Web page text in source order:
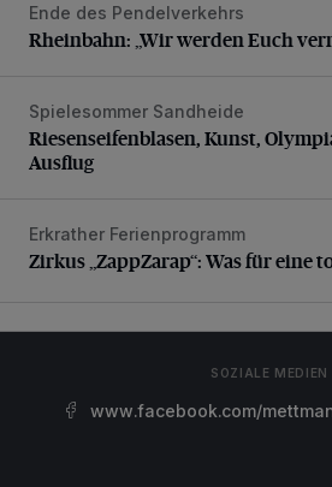
Rheinbahn: „Wir werden Euch
Ende des Pendelverkehrs
Rheinbahn: „Wir werden Euch
Riesenseifenblasen, Kunst,
Spielesommer Sandheide
Riesenseifenblasen, Kunst,
Ausflug
Zirkus „ZappZarap“: Was für eine
Erkrather Ferienprogramm
Zirkus „ZappZarap“: Was für eine
SOZIALE MEDIEN
www.facebook.com/